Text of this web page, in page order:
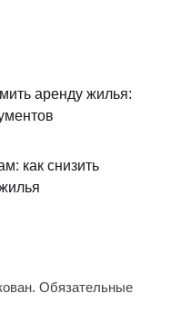
аренду жилья:
как снизить
Обязательные